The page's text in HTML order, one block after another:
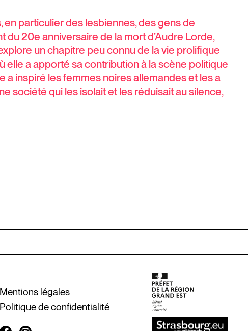
en particulier des lesbiennes, des gens de
du 20e anniversaire de la mort d’Audre Lorde,
un chapitre peu connu de la vie prolifique
a apporté sa contribution à la scène politique
a inspiré les femmes noires allemandes et les a
société qui les isolait et les réduisait au silence,
Mentions légales
Politique de confidentialité